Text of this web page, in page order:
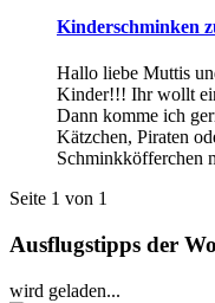
Kinderschminken
Hallo liebe Muttis
Kinder!!! Ihr wollt
Dann komme ich
Kätzchen, Piraten
Schminkköfferchen
Seite 1 von 1
Ausflugstipps der
wird geladen...